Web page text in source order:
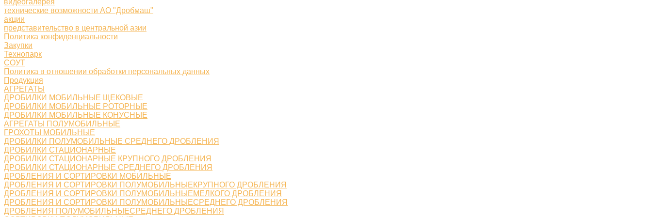
видеогалерея
технические возможности АО "Дробмаш"
акции
представительство в центральной азии
Политика конфиденциальности
Закупки
Технопарк
СОУТ
Политика в отношении обработки персональных данных
Продукция
АГРЕГАТЫ
ДРОБИЛКИ МОБИЛЬНЫЕ ЩЕКОВЫЕ
ДРОБИЛКИ МОБИЛЬНЫЕ РОТОРНЫЕ
ДРОБИЛКИ МОБИЛЬНЫЕ КОНУСНЫЕ
АГРЕГАТЫ ПОЛУМОБИЛЬНЫЕ
ГРОХОТЫ МОБИЛЬНЫЕ
ДРОБИЛКИ ПОЛУМОБИЛЬНЫЕ СРЕДНЕГО ДРОБЛЕНИЯ
ДРОБИЛКИ СТАЦИОНАРНЫЕ
ДРОБИЛКИ СТАЦИОНАРНЫЕ КРУПНОГО ДРОБЛЕНИЯ
ДРОБИЛКИ СТАЦИОНАРНЫЕ СРЕДНЕГО ДРОБЛЕНИЯ
ДРОБЛЕНИЯ И СОРТИРОВКИ МОБИЛЬНЫЕ
ДРОБЛЕНИЯ И СОРТИРОВКИ ПОЛУМОБИЛЬНЫЕКРУПНОГО ДРОБЛЕНИЯ
ДРОБЛЕНИЯ И СОРТИРОВКИ ПОЛУМОБИЛЬНЫЕМЕЛКОГО ДРОБЛЕНИЯ
ДРОБЛЕНИЯ И СОРТИРОВКИ ПОЛУМОБИЛЬНЫЕСРЕДНЕГО ДРОБЛЕНИЯ
ДРОБЛЕНИЯ ПОЛУМОБИЛЬНЫЕСРЕДНЕГО ДРОБЛЕНИЯ